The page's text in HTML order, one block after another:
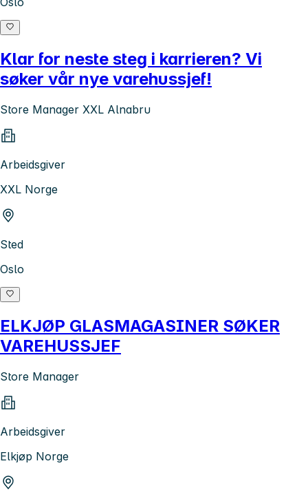
Klar for neste steg i karrieren? Vi
søker vår nye varehussjef!
Store Manager XXL Alnabru
Arbeidsgiver
XXL Norge
Sted
Oslo
ELKJØP GLASMAGASINER SØKER
VAREHUSSJEF
Store Manager
Arbeidsgiver
Elkjøp Norge